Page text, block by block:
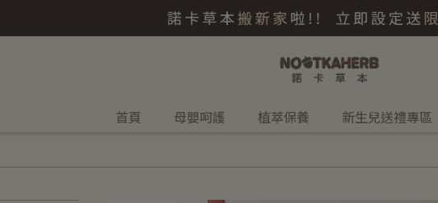
首頁 母嬰呵護 植萃保養 新生兒送禮專區